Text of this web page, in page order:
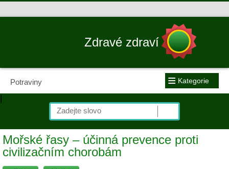
Zdravé zdraví
Potraviny ≡ Kategorie
|
Mořské řasy – účinná prevence proti
civilizačním chorobám